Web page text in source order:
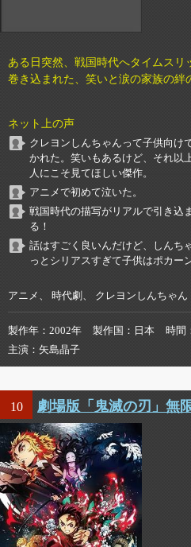
ある日突然、戦国時代へタイムスリ
巻き込まれた、笑いと涙の家族の絆
ネット上の声
クレヨンしんちゃんって子供向け
かれた。笑いもあるけど、それ以
人にこそ見てほしい傑作。
アニメで初めて泣いた。
戦国時代の描写がリアルで引き込
る！
話はすごく良いんだけど、しんち
っとシリアスすぎて子供はポカー
アニメ、 時代劇、 クレヨンしんちゃん
製作年 2002年 製作国 日本 時間
主演
矢島晶子
10 劇場版「鬼滅の刃」無